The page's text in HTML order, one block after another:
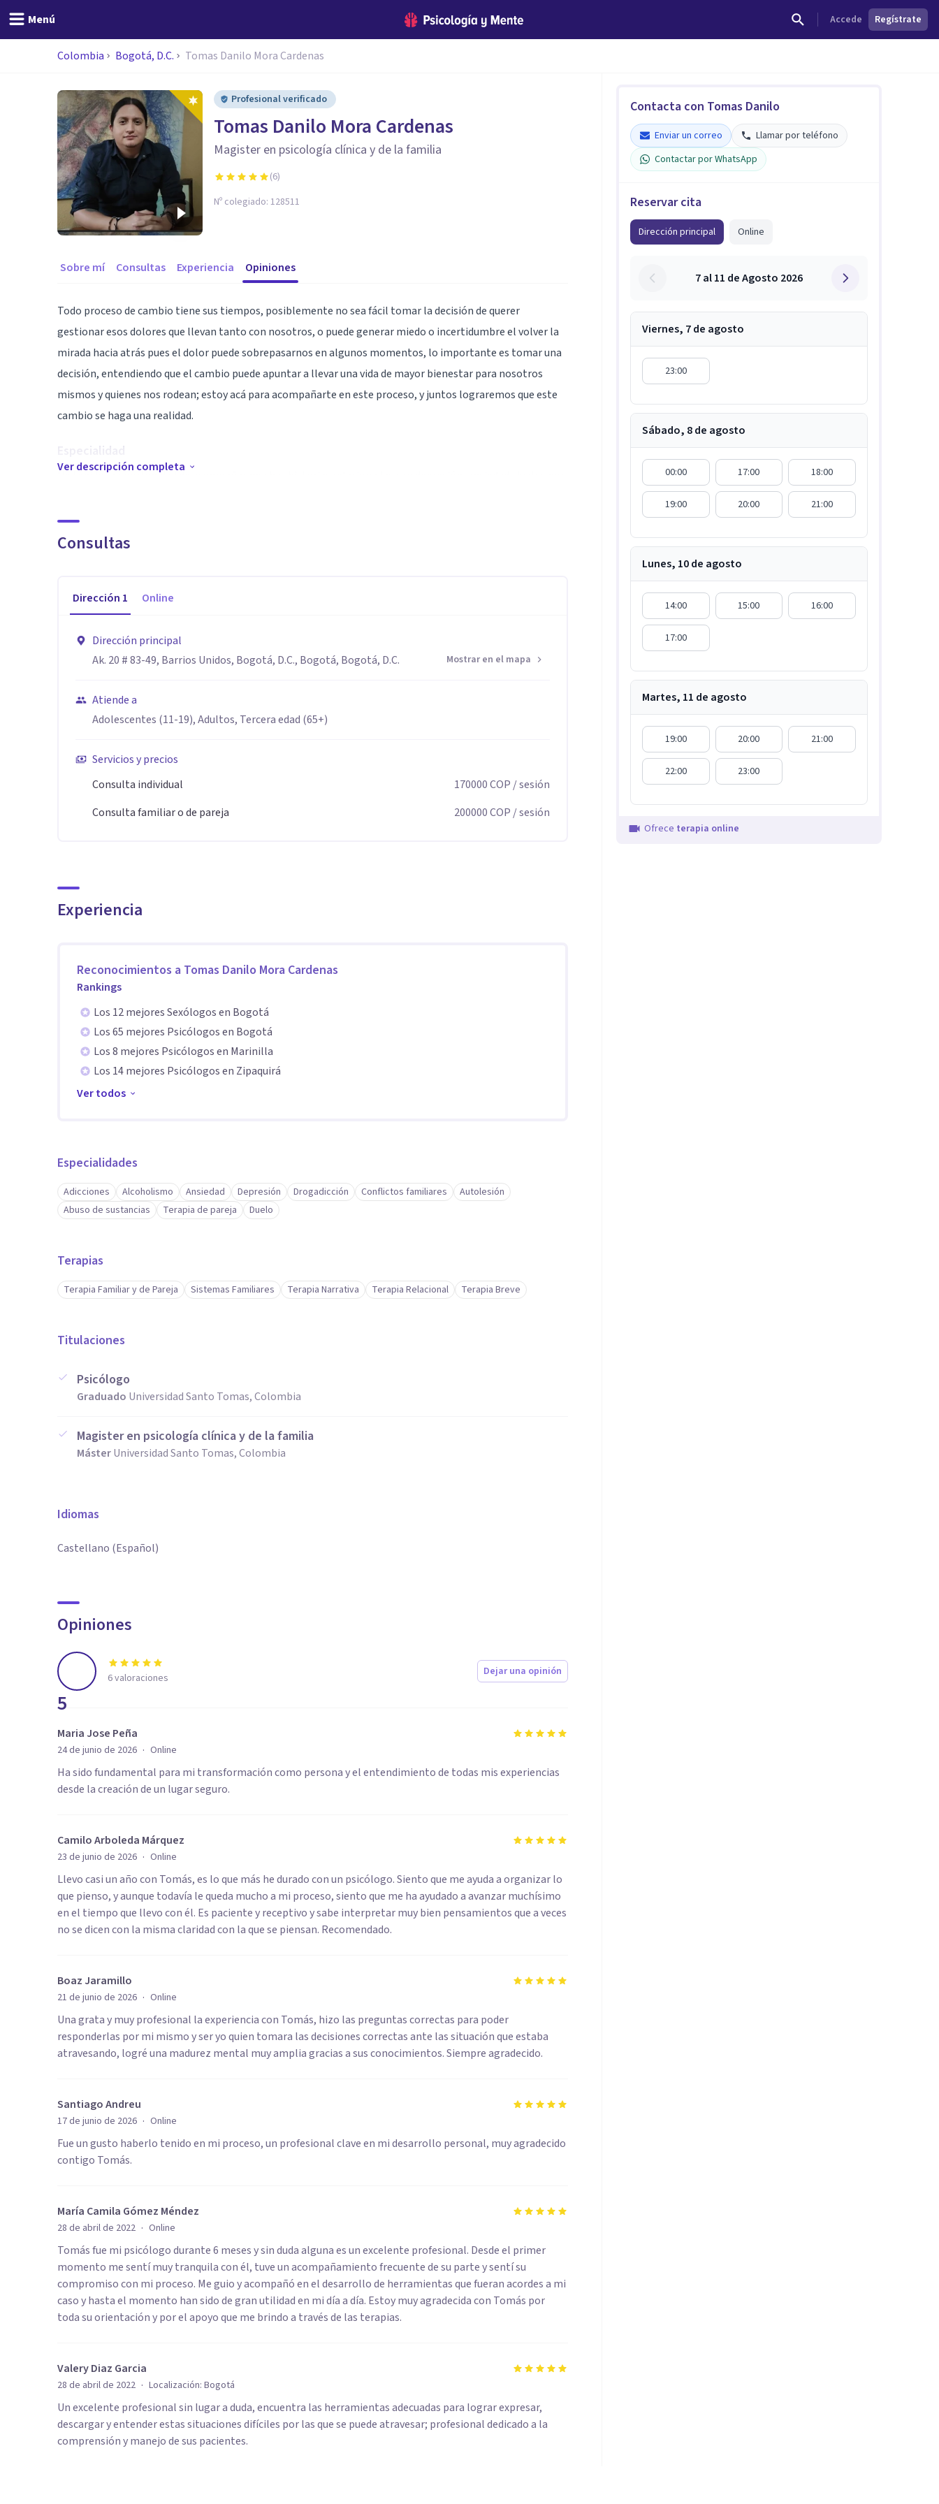
Menú Accede Regístrate
Colombia Bogotá, D.C. Tomas Danilo Mora Cardenas
Profesional verificado
Tomas Danilo Mora Cardenas
Magister en psicología clínica y de la familia
(6)
Nº colegiado: 128511
Sobre mí Consultas Experiencia Opiniones
Todo proceso de cambio tiene sus tiempos, posiblemente no sea fácil tomar la decisión de querer
gestionar esos dolores que llevan tanto con nosotros, o puede generar miedo o incertidumbre el volver la
mirada hacia atrás pues el dolor puede sobrepasarnos en algunos momentos, lo importante es tomar una
decisión, entendiendo que el cambio puede apuntar a llevar una vida de mayor bienestar para nosotros
mismos y quienes nos rodean; estoy acá para acompañarte en este proceso, y juntos lograremos que este
cambio se haga una realidad.
Especialidad
He tenido la oportunidad de acompañar muchas historias relacionadas con depresión, ansiedad, duelos por
situaciones de violencia, codependencia, y desde el compromiso ético y experticia teórica y profesional se
han logrado cambios significativos e importantes en estas historias
Las habilidades como la escucha, la empatía y el cuidado son la base de mi estilo como terapeuta y estarán
presentes en nuestro proceso.
Ver descripción completa
Consultas
Dirección 1 Online
Dirección principal
Ak. 20 # 83-49, Barrios Unidos, Bogotá, D.C., Bogotá, Bogotá, D.C.
Mostrar en el mapa
Atiende a
Adolescentes (11-19), Adultos, Tercera edad (65+)
Servicios y precios
Consulta individual
170000COP / sesión
Consulta familiar o de pareja
200000COP / sesión
Experiencia
Reconocimientos a Tomas Danilo Mora Cardenas
Rankings
Los 12 mejores Sexólogos en Bogotá
Los 65 mejores Psicólogos en Bogotá
Los 8 mejores Psicólogos en Marinilla
Los 14 mejores Psicólogos en Zipaquirá
Ver todos
Especialidades
Adicciones Alcoholismo Ansiedad Depresión Drogadicción Conflictos familiares
Autolesión
Abuso de sustancias
Terapia de pareja Duelo
Terapias
Terapia Familiar y de Pareja Sistemas Familiares Terapia Narrativa Terapia Relacional Terapia Breve
Titulaciones
Psicólogo
Graduado Universidad Santo Tomas, Colombia
Magister en psicología clínica y de la familia
MásterUniversidad Santo Tomas, Colombia
Idiomas
Castellano (Español)
Opiniones
5
6valoraciones Dejar una opinión
Maria Jose Peña
24 de junio de 2026 · Online
Ha sido fundamental para mi transformación como persona y el entendimiento de todas mis experiencias
desde la creación de un lugar seguro.
Camilo Arboleda Márquez
23 de junio de 2026 · Online
Llevo casi un año con Tomás, es lo que más he durado con un psicólogo. Siento que me ayuda a organizar lo
que pienso, y aunque todavía le queda mucho a mi proceso, siento que me ha ayudado a avanzar muchísimo
en el tiempo que llevo con él. Es paciente y receptivo y sabe interpretar muy bien pensamientos que a veces
no se dicen con la misma claridad con la que se piensan. Recomendado.
Boaz Jaramillo
21 de junio de 2026 · Online
Una grata y muy profesional la experiencia con Tomás, hizo las preguntas correctas para poder
responderlas por mi mismo y ser yo quien tomara las decisiones correctas ante las situación que estaba
atravesando, logré una madurez mental muy amplia gracias a sus conocimientos. Siempre agradecido.
Santiago Andreu
17 de junio de 2026 · Online
Fue un gusto haberlo tenido en mi proceso, un profesional clave en mi desarrollo personal, muy agradecido
contigo Tomás.
María Camila Gómez Méndez
28 de abril de 2022 · Online
Tomás fue mi psicólogo durante 6 meses y sin duda alguna es un excelente profesional. Desde el primer
momento me sentí muy tranquila con él, tuve un acompañamiento frecuente de su parte y sentí su
compromiso con mi proceso. Me guio y acompañó en el desarrollo de herramientas que fueran acordes a mi
caso y hasta el momento han sido de gran utilidad en mi día a día. Estoy muy agradecida con Tomás por
toda su orientación y por el apoyo que me brindo a través de las terapias.
Valery Diaz Garcia
28 de abril de 2022 · Localización: Bogotá
Un excelente profesional sin lugar a duda, encuentra las herramientas adecuadas para lograr expresar,
descargar y entender estas situaciones difíciles por las que se puede atravesar; profesional dedicado a la
comprensión y manejo de sus pacientes.
Contacta con Tomas Danilo
Enviar un correo
Llamar por teléfono
Contactar por WhatsApp
Reservar cita
Dirección principal Online
7 al 11 de Agosto 2026
Viernes, 7 de agosto
23:00
Sábado, 8 de agosto
00:00 17:00 18:00
19:00 20:00 21:00
Lunes, 10 de agosto
14:00 15:00 16:00
17:00
Martes, 11 de agosto
19:00 20:00 21:00
22:00 23:00
Ofrece terapia online